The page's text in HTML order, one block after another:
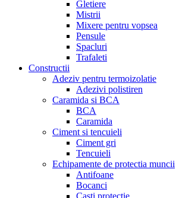
Gletiere
Mistrii
Mixere pentru vopsea
Pensule
Spacluri
Trafaleti
Constructii
Adeziv pentru termoizolatie
Adezivi polistiren
Caramida si BCA
BCA
Caramida
Ciment si tencuieli
Ciment gri
Tencuieli
Echipamente de protectia muncii
Antifoane
Bocanci
Casti protectie